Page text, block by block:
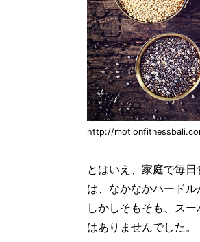
http://
とはいえ、家庭で毎
は、なかなかハードル
しかしそもそも、ス
はありませんでした。